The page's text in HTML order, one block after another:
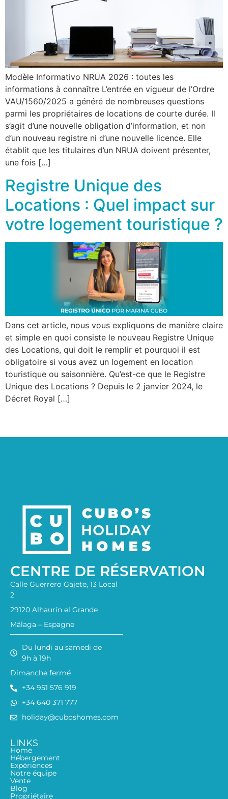
Modèle Informativo NRUA 2026 : toutes les
informations à connaître L’entrée en vigueur de l’Ordre
VAU/1560/2025 a généré de nombreuses questions
parmi les propriétaires de locations de courte durée. Il
s’agit d’une nouvelle obligation d’information, et non
d’un nouveau registre ni d’une nouvelle licence. Elle
établit que les titulaires d’un NRUA doivent présenter,
une fois […]
Registre Unique des
Locations : Quel impact sur
votre logement touristique ?
Dans cet article, nous vous expliquons de manière claire
et simple en quoi consiste le nouveau Registre Unique
des Locations, qui doit le remplir et pourquoi il est
obligatoire si vous avez un logement en location
touristique ou saisonnière. Qu’est-ce que le Registre
Unique des Locations ? Depuis le 2 janvier 2024, le
Décret Royal […]
CENTRE DE RÉSERVATION
Calle Guerrero Gajete, 13 Local
2
29120 Alhaurín el Grande
Málaga – Espagne
Du lundi au samedi de
9h à 19h
Dimanche fermé
+34 951 576 919
+34 640 371 777
holiday@cuboshomes.com
LINKS
Home
Hébergement
Expériences
Notre équipe
Vente
Blog
Propriétaire